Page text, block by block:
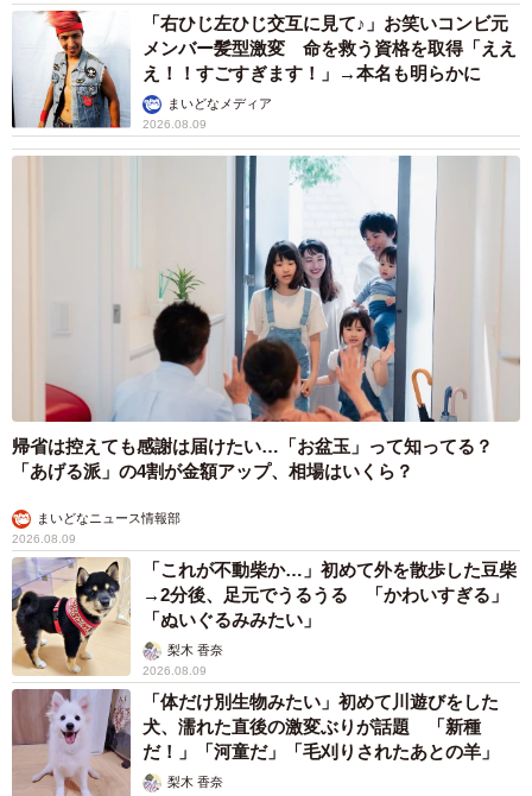
「右ひじ左ひじ交互に見て♪」お笑いコンビ元
メンバー髪型激変 命を救う資格を取得「ええ
え！！すごすぎます！」→本名も明らかに
まいどなメディア
2026.08.09
帰省は控えても感謝は届けたい…「お盆玉」って知ってる？
「あげる派」の4割が金額アップ、相場はいくら？
まいどなニュース情報部
2026.08.09
「これが不動柴か…」初めて外を散歩した豆柴
→2分後、足元でうるうる 「かわいすぎる」
「ぬいぐるみみたい」
梨木 香奈
2026.08.09
「体だけ別生物みたい」初めて川遊びをした
犬、濡れた直後の激変ぶりが話題 「新種
だ！」「河童だ」「毛刈りされたあとの羊」
梨木 香奈